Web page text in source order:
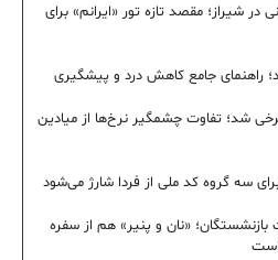
در شیراز؛ مقصد تازه تور «ایرانم» برای
راهنمای جامع کاهش درد و پیشگیری
شد؛ تفاوت چشمگیر نرخ‌ها از میادین
سه گروه کد ملی از فردا شارژ می‌شود
«نان و پنیر» هم از سفره
است